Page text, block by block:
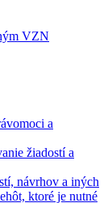
VZN
a
žiadostí a
návrhov a iných
ktoré je nutné